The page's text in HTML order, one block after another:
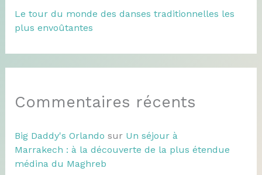
Le tour du monde des danses traditionnelles les
plus envoûtantes
Commentaires récents
Big Daddy's Orlando sur Un séjour à
Marrakech : à la découverte de la plus étendue
médina du Maghreb